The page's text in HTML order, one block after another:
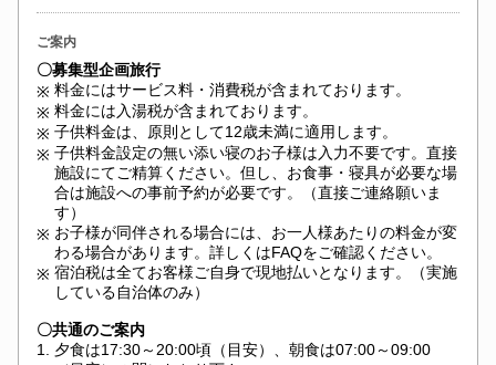
ご案内
〇募集型企画旅行
※ 料金にはサービス料・消費税が含まれております。
※ 料金には入湯税が含まれております。
※ 子供料金は、原則として12歳未満に適用します。
※ 子供料金設定の無い添い寝のお子様は入力不要です。直接
施設にてご精算ください。但し、お食事・寝具が必要な場
合は施設への事前予約が必要です。（直接ご連絡願いま
す）
※ お子様が同伴される場合には、お一人様あたりの料金が変
わる場合があります。詳しくはFAQをご確認ください。
※ 宿泊税は全てお客様ご自身で現地払いとなります。（実施
している自治体のみ）
〇共通のご案内
1.
夕食は17:30～20:00頃（目安）、朝食は07:00～09:00